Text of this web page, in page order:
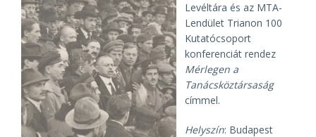
Levéltára és az MTA-
Lendület Trianon 100
Kutatócsoport
konferenciát rendez
Mérlegen a
Tanácsköztársaság
címmel.
Helyszín: Budapest